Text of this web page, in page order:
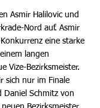
Asmir Halilovic und
Nord auf. Asmir
eine starke
langen
Vize-Bezirksmeister.
sich nur im Finale
Daniel Schmitz von